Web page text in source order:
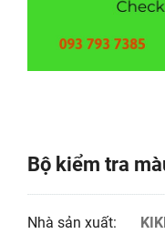
Bộ kiểm tra
Nhà sản xuất: